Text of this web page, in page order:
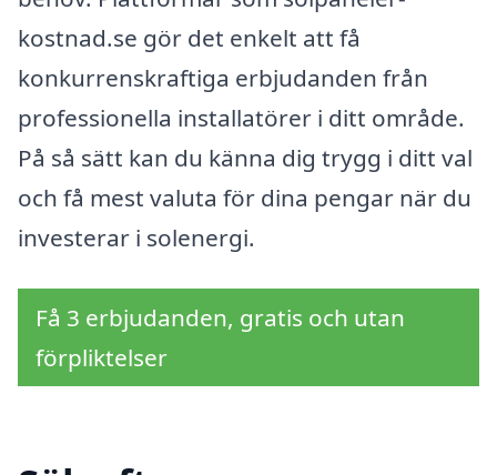
kostnad.se gör det enkelt att få
konkurrenskraftiga erbjudanden från
professionella installatörer i ditt område.
På så sätt kan du känna dig trygg i ditt val
och få mest valuta för dina pengar när du
investerar i solenergi.
Få 3 erbjudanden, gratis och utan
förpliktelser